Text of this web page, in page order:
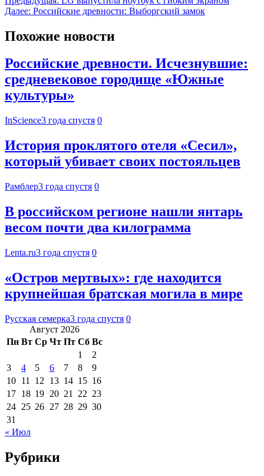
Далее: Российские древности: Выборгский замок
Похожие новости
Российские древности. Исчезнувшие:
средневековое городище «Южные
культуры»
InScience3 года спустя 0
История проклятого отеля «Сесил»,
который убивает своих постояльцев
Рамблер3 года спустя 0
В российском регионе нашли янтарь
весом почти два килограмма
Lenta.ru3 года спустя 0
«Остров мертвых»: где находится
крупнейшая братская могила в мире
Русская семерка3 года спустя 0
Август 2026
Пн Вт Ср Чт Пт Сб Вс
1
2
3
4 5 6 7 8
9
10 11 12 13 14 15 16
17 18 19 20 21 22 23
24 25 26 27 28 29 30
31
« Июл
Рубрики